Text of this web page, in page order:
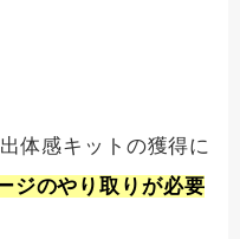
体感キットの獲得に
ジのやり取りが必要